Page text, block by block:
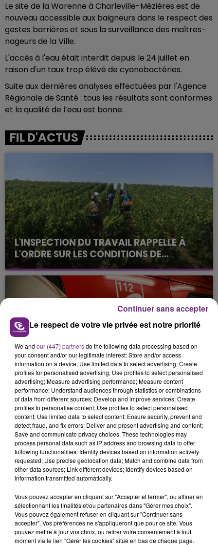
Le site de la Warenne à Charleville-Mézières est de
nouveau accessible aux baigneurs dans le respect des
gestes barrières et sous la surveillance des maîtres-
nageurs de la Ville.
L'accès à l'eau était interdit depuis le 24 juillet en
raison d'un taux trop élévé de cyanobactéries.
Suite aux dernières analyses effectuées par l'Agence
Régionale de Santé : tous les résultats sont conformes
et la qualité de l’eau est bonne.
FIL D'ACTUS
L'INSPECTION DU TRAVAIL RAPPELLE À
L'ORDRE SUR LES CONDITIONS DE...
Alors que les dates de début des vendange 2026
s'est avéré être plus précoce que prévu,
l'inspection du Travail en profite pour rappeler
les conditions de...
UN FEU DE REMORQUE BLOQUE LA
CIRCULATION DANS LES ARDENNES
Un feu de remorque s'est déclaré ce mercredi en
fin de matinée sur l'A34.
TITRES DIFFUSÉS
18h46
18h46 18h43
18h43
Le respect de votre vie privée est notre priorité
We and our (447) partnersdo the following data processing based on
your consent and/or our legitimate interest: Store and/or access
information on a device; Use limited data to select advertising; Create
profiles for personalised advertising; Use profiles to select personalised
advertising; Measure advertising performance; Measure content
performance; Understand audiences through statistics or combinations
of data from different sources; Develop and improve services; Create
profiles to personalise content; Use profiles to select personalised
content; Use limited data to select content; Ensure security, prevent and
detect fraud, and fix errors; Deliver and present advertising and content;
Save and communicate privacy choices. These technologies may
process personal data such as IP address and browsing data to offer
following functionalities: Identify devices based on information actively
requested; Use precise geolocation data; Match and combine data from
other data sources; Link different devices; Identify devices based on
information transmitted automatically.
Vous pouvez accepter en cliquant sur "Accepter et fermer", ou affiner en
sélectionnant les finalités et/ou partenaires dans "Gérer mes choix".
Vous pouvez également refuser en cliquant sur "Continuer sans
accepter". Vos préférences ne s'appliqueront que pour ce site. Vous
pouvez mettre à jour vos choix, ou retirer votre consentement à tout
moment via le lien "Gérer les cookies" situé en bas de chaque page.
Continuer sans accepter